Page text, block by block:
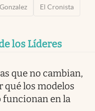
El Cronista
los Líderes
que no cambian,
qué los modelos
funcionan en la